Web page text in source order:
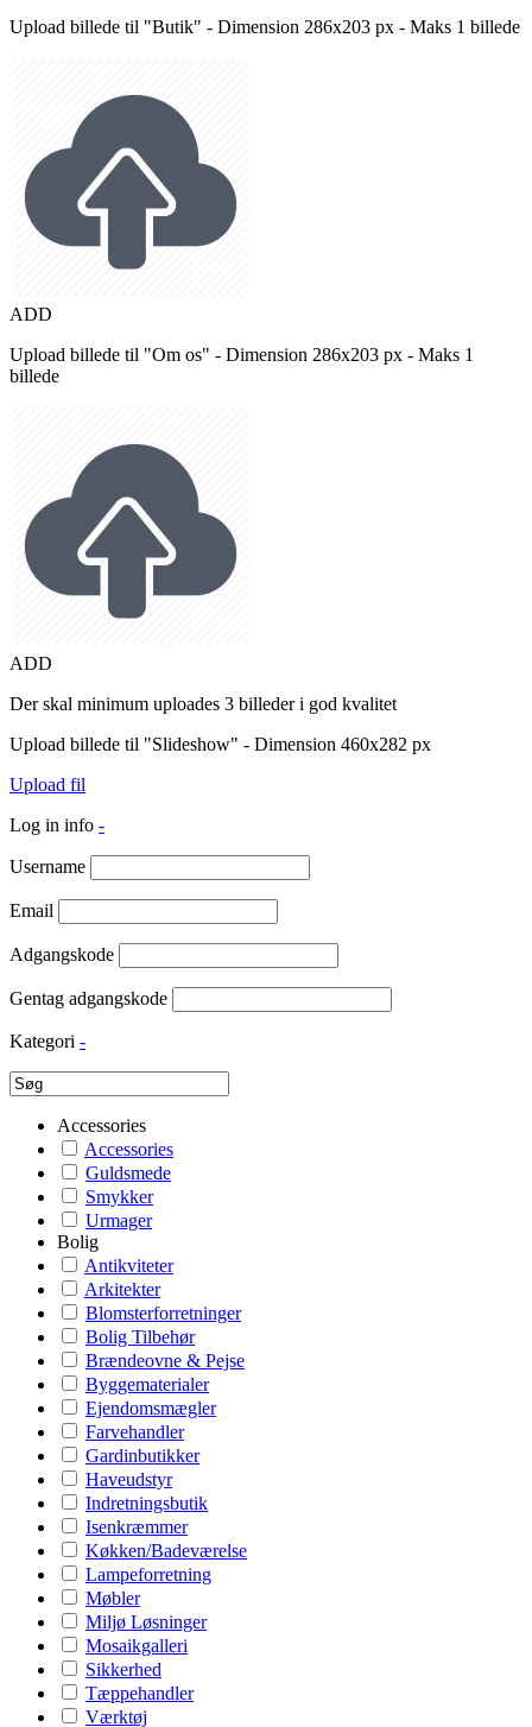
Upload billede til "Butik" - Dimension 286x203 px - Maks 1 billede
ADD
Upload billede til "Om os" - Dimension 286x203 px - Maks 1
billede
ADD
Der skal minimum uploades 3 billeder i god kvalitet
Upload billede til "Slideshow" - Dimension 460x282 px
Upload fil
Log in info -
Username
Email
Adgangskode
Gentag adgangskode
Kategori -
Accessories
Accessories
Guldsmede
Smykker
Urmager
Bolig
Antikviteter
Arkitekter
Blomsterforretninger
Bolig Tilbehør
Brændeovne & Pejse
Byggematerialer
Ejendomsmægler
Farvehandler
Gardinbutikker
Haveudstyr
Indretningsbutik
Isenkræmmer
Køkken/Badeværelse
Lampeforretning
Møbler
Miljø Løsninger
Mosaikgalleri
Sikkerhed
Tæppehandler
Værktøj